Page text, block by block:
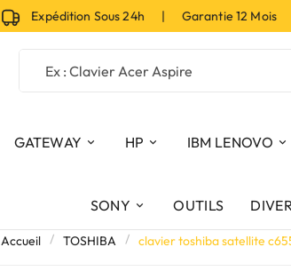
Expédition Sous 24h | Garantie 12 Mois |
GATEWAY HP IBM LENOVO
SONY OUTILS
Accueil TOSHIBA clavier toshiba satellite